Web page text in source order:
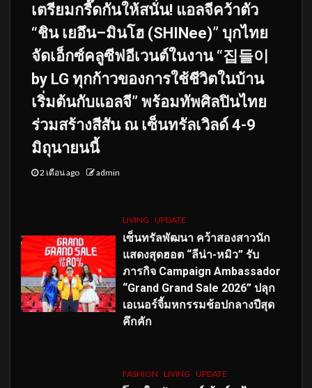
เตรียมกรี๊ดกันให้สนั่น! แอลจีคว้าตัว
“ชิน เยอึน–มินโฮ (SHINee)” บุกไทย
จัดเอ็กซ์คลูซีฟอีเวนต์ในงาน “집들이
by LG ทุกก้าวของการใช้ชีวิตในบ้าน
เริ่มต้นกับแอลจี” พร้อมทัพศิลปินไทย
ร่วมสร้างสีสัน ณ เซ็นทรัลเวิลด์ 4-9
มิถุนายนนี้
2 เดือน ago admin
LIVING UPDATE
เซ็นทรัลพัฒนา คว้าสองสาวนัก
แสดงสุดฮอต “ลีน่า-หมิว” รับ
ภารกิจ Campaign Ambassador
“Grand Grand Sale 2026” ปลุก
เอเนอร์จี้มหกรรมช้อปกลางปีสุด
คึกคัก
FASHION LIVING UPDATE